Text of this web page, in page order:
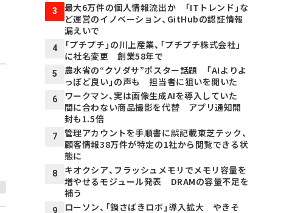
3
最大6万件の個人情報流出か 「ITトレンド」な
ど運営のイノベーション、GitHubの認証情報
漏えいで
4
「プチプチ」の川上産業、「プチプチ株式会社」
に社名変更 創業58年で
5
農水省の“クソダサ”ポスター話題 「AIよりよ
っぽど良い」の声も 担当者に狙いを聞いた
6
ワークマン、実は画像生成AIを導入していた
間に合わない商品撮影を代替 アプリ通知開
封も1.5倍
7
管理アカウントを手順書に誤記載――東芝テック、
顧客情報38万件が特定の1社から閲覧できる状
態に
8
キオクシア、フラッシュメモリでメモリ容量を
増やせるモジュール発表 DRAMの容量不足を
補う
9
ローソン、「鍋さばきロボ」導入拡大 やきそ